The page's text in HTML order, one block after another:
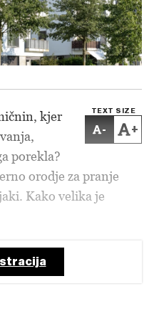
TEXT SIZE
- +
kjer
porekla?
orodje za pranje
Kako velika je